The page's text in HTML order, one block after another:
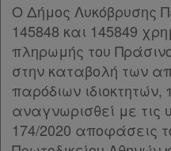
Απόκτηση
Συνδρομής
Ατομική
Ο Δήμος Λυκόβρυσης
145848 και 145849
πληρωμής του
στην καταβολή των
παρόδιων ιδιοκτητών,
αναγνωρισθεί με τις
174/2020 αποφάσεις